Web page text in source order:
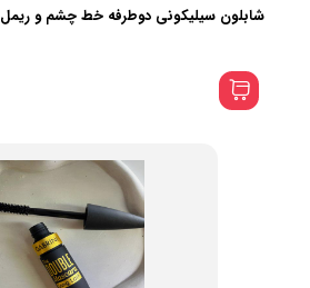
شابلون سیلیکونی دوطرفه خط چشم و ریمل